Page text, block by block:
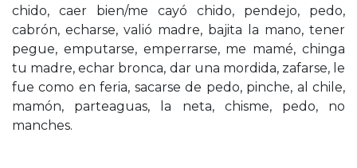
chido, caer bien/me cayó chido, pendejo, pedo,
cabrón, echarse, valió madre, bajita la mano, tener
pegue, emputarse, emperrarse, me mamé, chinga
tu madre, echar bronca, dar una mordida, zafarse, le
fue como en feria, sacarse de pedo, pinche, al chile,
mamón, parteaguas, la neta, chisme, pedo, no
manches.